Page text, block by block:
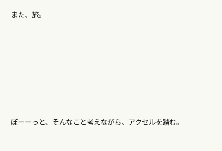
また、旅。
ぼーーっと、そんなこと考えながら、アクセルを踏む。